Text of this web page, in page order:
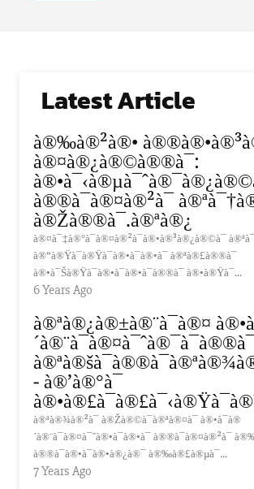
Latest Article
à®‰à®²à®•
à®¤à®¿à®©à®®à¯:
à®®à¯à®¤à®²à¯
à®Žà®®à¯.à®ªà®¿
à®¤à¯‡à®°à¯à®¤à®²à¯à®•à®³à®¿à®©à¯
à®“à®Ÿà¯à®Ÿà¯à®•à¯à®•à¯ à®ªà®£à®®à¯
à®•à¯Šà®Ÿà¯à®•à¯à®•à¯à®®à¯ à®•à®Ÿà¯...
6 Years Ago
à®ªà®¿à®±à®¨à¯à®¤
- à®’à®°à¯
à®ªà®¾à®²à¯ à®Žà®©à¯à®ªà®¤à¯ à®•à¯à®
´à®¨à¯à®¤à¯ˆà®•à¯à®•à¯ à®®à¯à®¤à®²à¯
à®®à¯à®•à¯à®•à®¿à®¯ à®‰à®£à®µà¯...
7 Years Ago